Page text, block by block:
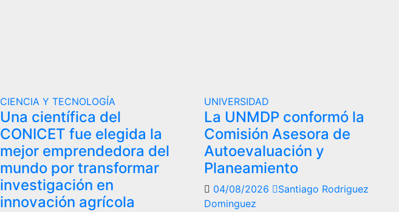
CIENCIA Y TECNOLOGÍA
Una científica del
CONICET fue elegida la
mejor emprendedora del
mundo por transformar
investigación en
innovación agrícola
UNIVERSIDAD
La UNMDP conformó la
Comisión Asesora de
Autoevaluación y
Planeamiento
04/08/2026
Santiago Rodriguez
Dominguez